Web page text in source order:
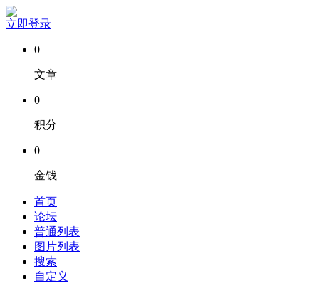
立即登录
0
文章
0
积分
0
金钱
首页
论坛
普通列表
图片列表
搜索
自定义